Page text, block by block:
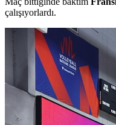
çalışıyorlardı.